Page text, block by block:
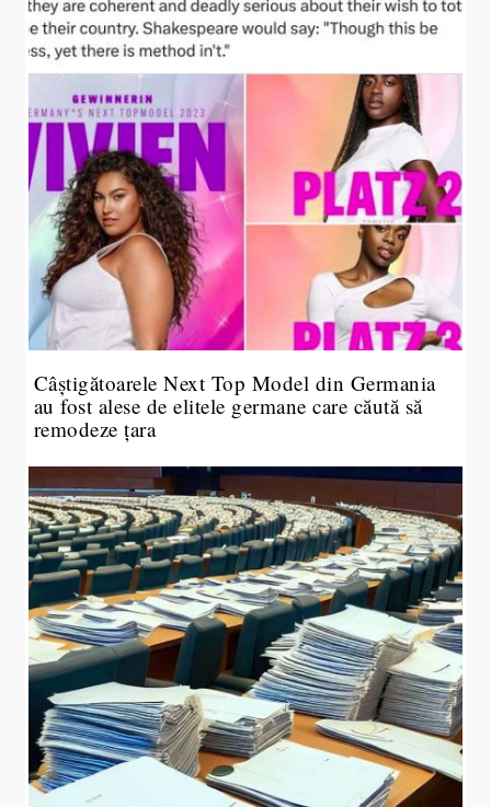
Câștigătoarele Next Top Model din Germania
au fost alese de elitele germane care căută să
remodeze țara